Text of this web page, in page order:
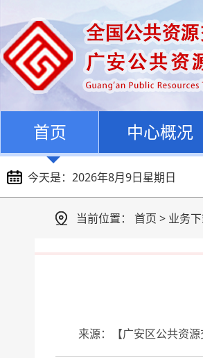
首页 中心概况
今天是： 2026年8月9日星期日
当前位置： 首页 > 业务
来源：【广安区公共资源